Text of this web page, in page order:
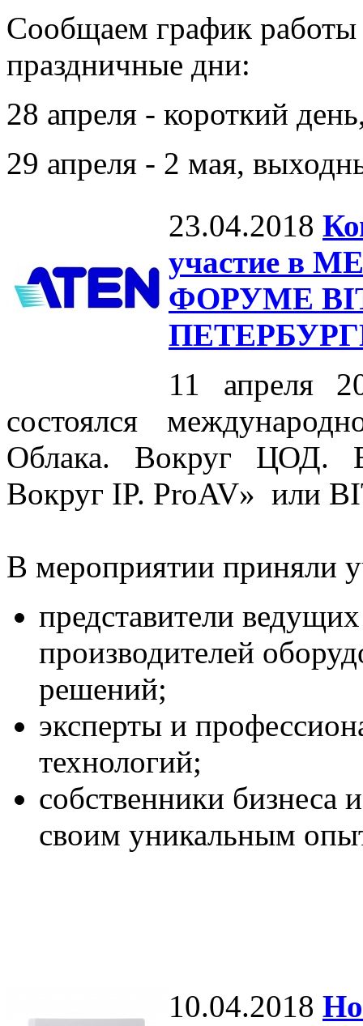
Сообщаем график
праздничные дни:
28 апреля - короткий
29 апреля - 2 мая,
23.04.2018
участие в
ФОРУМЕ
11 апреля
состоялся
Облака. Вокруг ЦОД.
Вокруг IP. ProAV» или
В мероприятии приняли
представители
производителей
решений;
эксперты и
технологий;
собственники бизнеса
своим уникальным
10.04.2018